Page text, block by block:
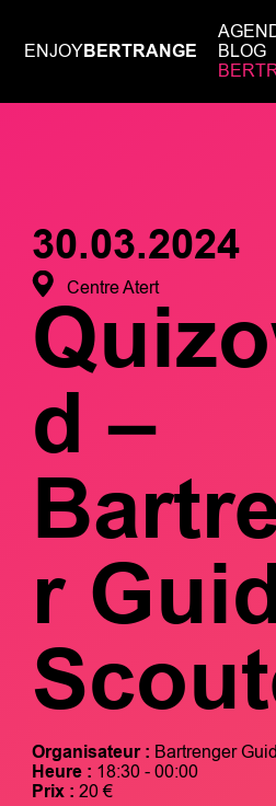
ENJOYBERTRANGE
BLOG
30.03.2024
Centre Atert
d –
r
Organisateur : Bartrenger
Heure : 18:30 - 00:00
Prix : 20 €